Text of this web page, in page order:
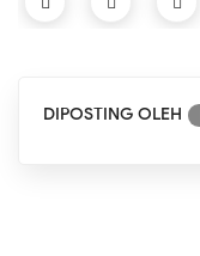
DIPOSTING OLEH